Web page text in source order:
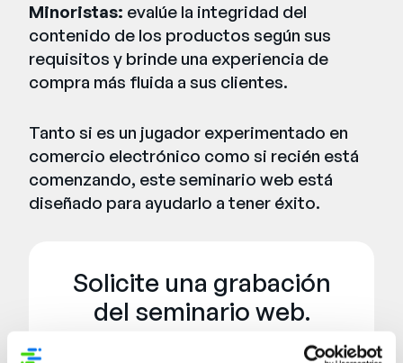
Minoristas: evalúe la integridad del
contenido de los productos según sus
requisitos y brinde una experiencia de
compra más fluida a sus clientes.
Tanto si es un jugador experimentado en
comercio electrónico como si recién está
comenzando, este seminario web está
diseñado para ayudarlo a tener éxito.
Solicite una grabación
del seminario web.